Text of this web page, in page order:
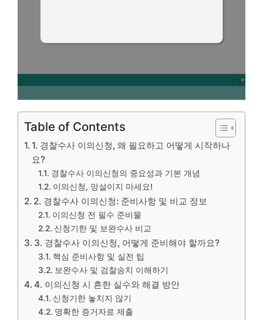
Table of Contents
1. 경찰수사 이의신청, 왜 필요하고 어떻게 시작하나
요?
경찰수사 이의신청의 중요성과 기본 개념
이의신청, 망설이지 마세요!
2. 경찰수사 이의신청: 준비사항 및 비교 정보
이의신청 전 필수 준비물
신청기한 및 보완수사 비교
3. 경찰수사 이의신청, 어떻게 준비해야 할까요?
핵심 준비사항 및 실전 팁
보완수사 및 검찰송치 이해하기
4. 이의신청 시 흔한 실수와 해결 방안
신청기한 놓치지 않기
명확한 증거자료 제출